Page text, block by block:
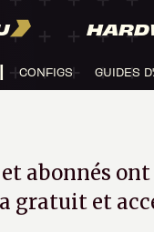
CONFIGS GUIDES
abonnés ont
gratuit et